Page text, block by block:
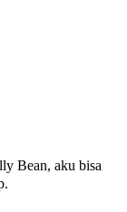
Bean, aku bisa